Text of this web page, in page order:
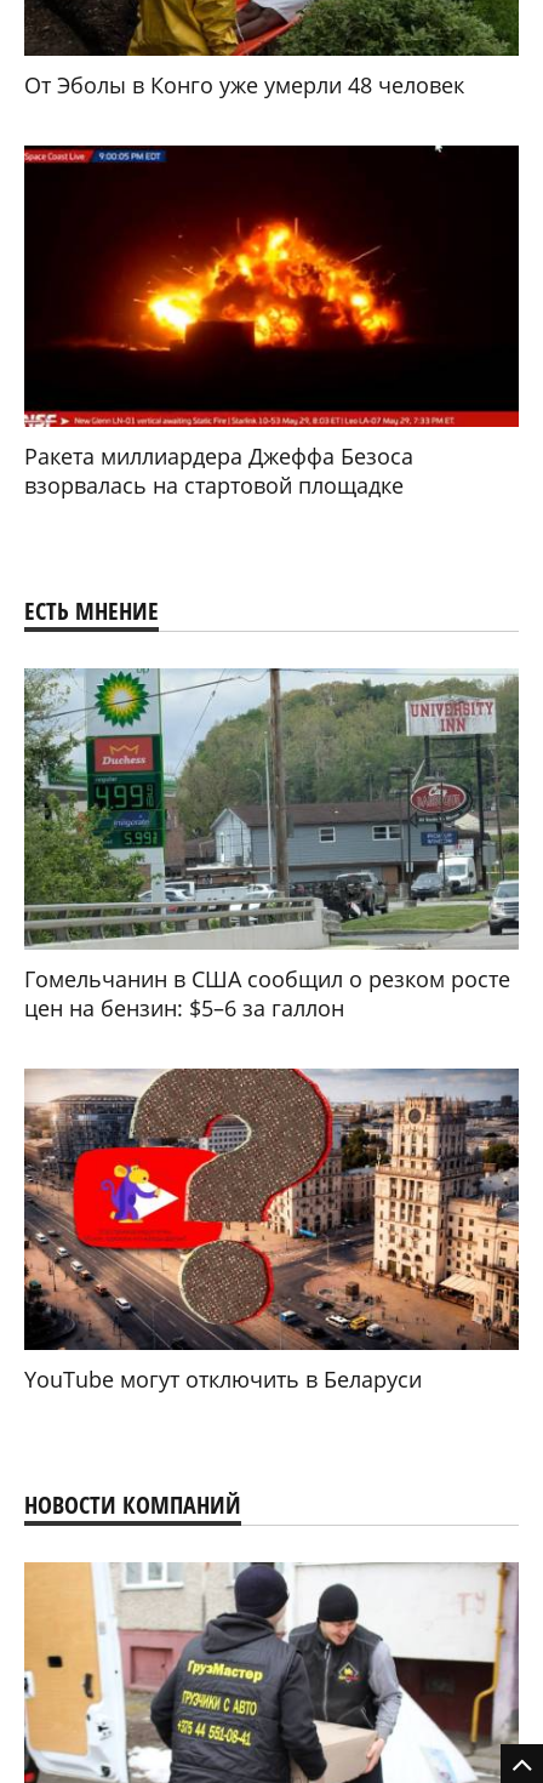
От Эболы в Конго уже умерли 48 человек
Ракета миллиардера Джеффа Безоса
взорвалась на стартовой площадке
ЕСТЬ МНЕНИЕ
Гомельчанин в США сообщил о резком росте
цен на бензин: $5–6 за галлон
YouTube могут отключить в Беларуси
НОВОСТИ КОМПАНИЙ